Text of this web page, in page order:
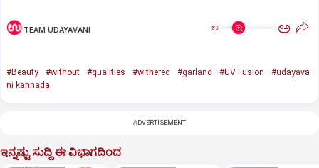
TEAM UDAYAVANI ಅ ಅ
#Beauty #without #qualities #withered #garland #UV Fusion
#udayava
ni kannada
ADVERTISEMENT
ಇನ್ನಷ್ಟು ಸುದ್ದಿ ಈ ವಿಭಾಗದಿಂದ